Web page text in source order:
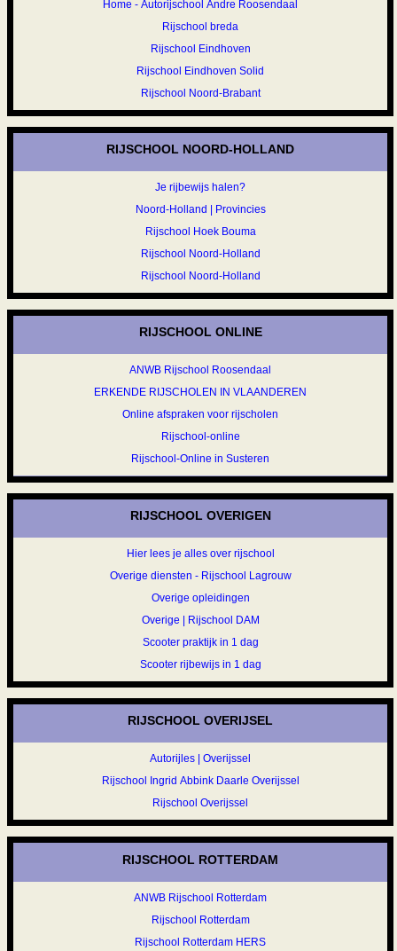
Home - Autorijschool Andre Roosendaal
Rijschool breda
Rijschool Eindhoven
Rijschool Eindhoven Solid
Rijschool Noord-Brabant
RIJSCHOOL NOORD-HOLLAND
Je rijbewijs halen?
Noord-Holland | Provincies
Rijschool Hoek Bouma
Rijschool Noord-Holland
Rijschool Noord-Holland
RIJSCHOOL ONLINE
ANWB Rijschool Roosendaal
ERKENDE RIJSCHOLEN IN VLAANDEREN
Online afspraken voor rijscholen
Rijschool-online
Rijschool-Online in Susteren
RIJSCHOOL OVERIGEN
Hier lees je alles over rijschool
Overige diensten - Rijschool Lagrouw
Overige opleidingen
Overige | Rijschool DAM
Scooter praktijk in 1 dag
Scooter rijbewijs in 1 dag
RIJSCHOOL OVERIJSEL
Autorijles | Overijssel
Rijschool Ingrid Abbink Daarle Overijssel
Rijschool Overijssel
RIJSCHOOL ROTTERDAM
ANWB Rijschool Rotterdam
Rijschool Rotterdam
Rijschool Rotterdam HERS